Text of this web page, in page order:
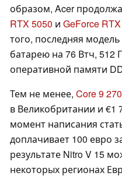
образом, Acer
RTX 5050 и GeForce
того, последняя
батарею на 76 Втч, 512
оперативной памяти
Тем не менее, Core 9
в Великобритании и €1
момент написания
доплачивает 100 евро
результате Nitro V 15
некоторых регионах